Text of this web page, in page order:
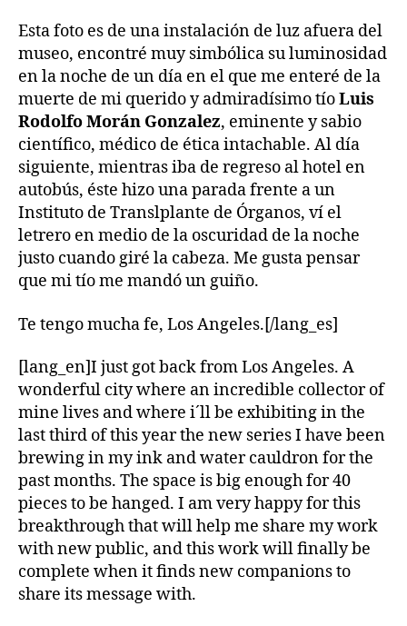
Esta foto es de una instalación de luz afuera del
museo, encontré muy simbólica su luminosidad
en la noche de un día en el que me enteré de la
muerte de mi querido y admiradísimo tíoLuis
Rodolfo Morán Gonzalez, eminente y sabio
científico, médico de ética intachable. Al día
siguiente, mientras iba de regreso al hotel en
autobús, éste hizo una parada frente a un
Instituto de Translplante de Órganos, ví el
letrero en medio de la oscuridad de la noche
justo cuando giré la cabeza. Me gusta pensar
que mi tío me mandó un guiño.
Te tengo mucha fe, Los Angeles.[/lang_es]
[lang_en]I just got back from Los Angeles. A
wonderful city where an incredible collector of
mine lives and where i´ll be exhibiting in the
last third of this year the new series I have been
brewing in my ink and water cauldron for the
past months. The space is big enough for 40
pieces to be hanged. I am very happy for this
breakthrough that will help me share my work
with new public, and this work will finally be
complete when it finds new companions to
share its message with.